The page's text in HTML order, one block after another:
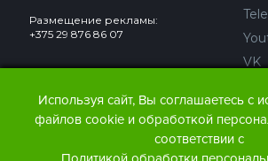
Размещение рекламы:
+375 29 876 86 07
VK
Сайт может содержать контент, не
лиц младше 18 лет.
Используя сайт, Вы соглашаетесь с
файлов cookie и обработкой
соответствии с